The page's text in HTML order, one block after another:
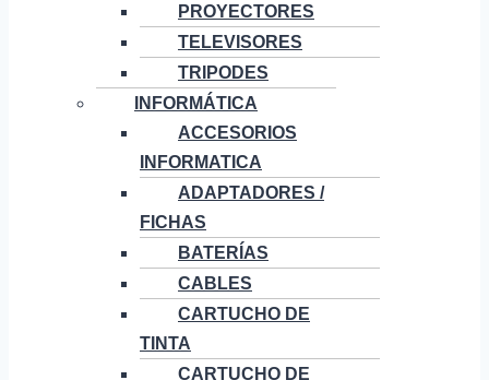
PROYECTORES
TELEVISORES
TRIPODES
INFORMÁTICA
ACCESORIOS
INFORMATICA
ADAPTADORES /
FICHAS
BATERÍAS
CABLES
CARTUCHO DE
TINTA
CARTUCHO DE